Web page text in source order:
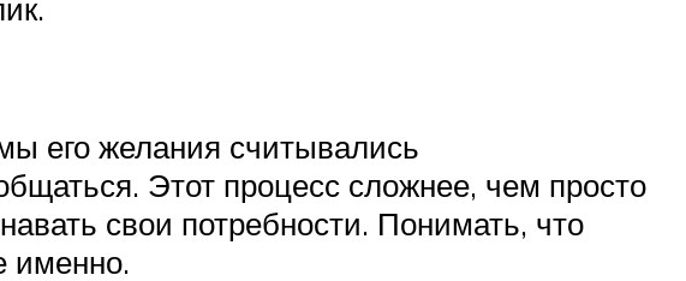
его желания считывались
Этот процесс сложнее, чем просто
свои потребности. Понимать, что
именно.